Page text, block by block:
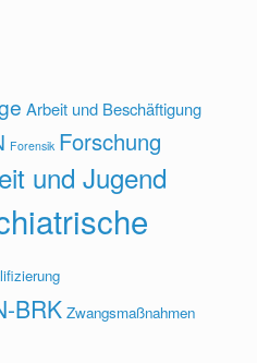
Arbeit und Beschäftigung
Forensik Forschung
und Jugend
BRK Zwangsmaßnahmen